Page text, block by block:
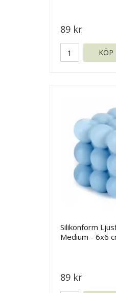
89 kr
KÖP
Silikonform
Medium - 6x6
89 kr